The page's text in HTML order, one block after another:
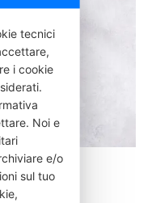
tecnici
i cookie
Noi e
e/o
sul tuo